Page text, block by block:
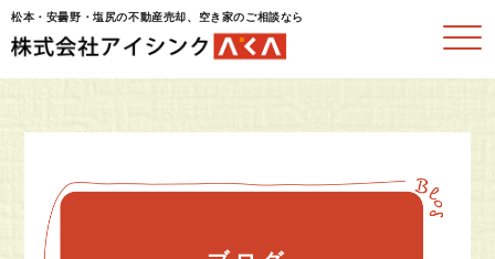
松本・安曇野・塩尻の不動産売却、空き家のご相談なら